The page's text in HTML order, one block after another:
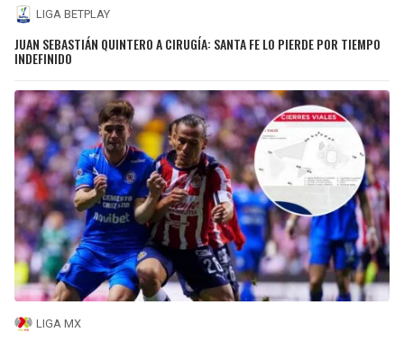
LIGA BETPLAY
JUAN SEBASTIÁN QUINTERO A CIRUGÍA: SANTA FE LO PIERDE POR TIEMPO
INDEFINIDO
LIGA MX